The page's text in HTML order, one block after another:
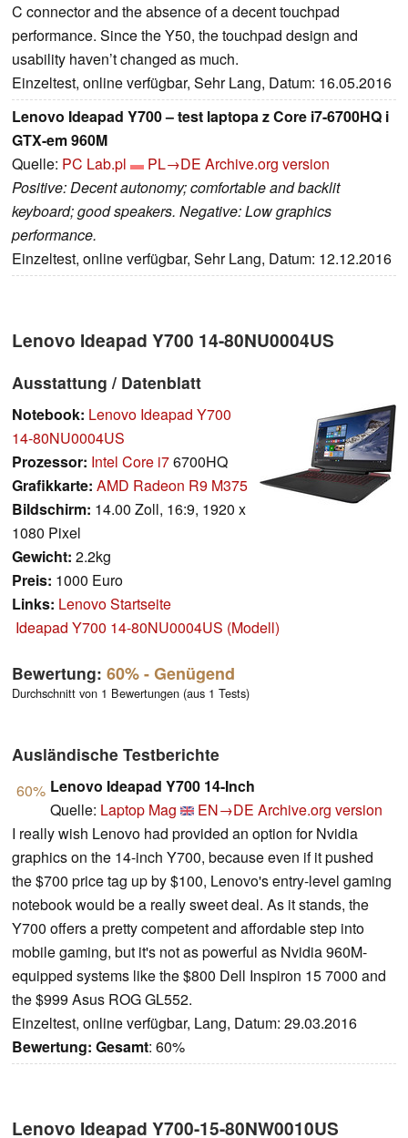
C connector and the absence of a decent touchpad
performance. Since the Y50, the touchpad design and
usability haven’t changed as much.
Einzeltest, online verfügbar, Sehr Lang, Datum: 16.05.2016
Lenovo Ideapad Y700 – test laptopa z Core i7-6700HQ i
GTX-em 960M
Quelle: PC Lab.pl PL→DE Archive.org version
Positive: Decent autonomy; comfortable and backlit
keyboard; good speakers. Negative: Low graphics
performance.
Einzeltest, online verfügbar, Sehr Lang, Datum: 12.12.2016
Lenovo Ideapad Y700 14-80NU0004US
Ausstattung / Datenblatt
Notebook: Lenovo Ideapad Y700
14-80NU0004US
Prozessor: Intel Core i76700HQ
Grafikkarte: AMD Radeon R9 M375
Bildschirm: 14.00 Zoll, 16:9, 1920 x
1080 Pixel
Gewicht: 2.2kg
Preis: 1000 Euro
Links: Lenovo Startseite
Ideapad Y700 14-80NU0004US (Modell)
Bewertung: 60%- Genügend
Durchschnitt von 1 Bewertungen (aus 1 Tests)
Ausländische Testberichte
60% Lenovo Ideapad Y700 14-Inch
Quelle: Laptop Mag EN→DE Archive.org version
I really wish Lenovo had provided an option for Nvidia
graphics on the 14-inch Y700, because even if it pushed
the $700 price tag up by $100, Lenovo's entry-level gaming
notebook would be a really sweet deal. As it stands, the
Y700 offers a pretty competent and affordable step into
mobile gaming, but it's not as powerful as Nvidia 960M-
equipped systems like the $800 Dell Inspiron 15 7000 and
the $999 Asus ROG GL552.
Einzeltest, online verfügbar, Lang, Datum: 29.03.2016
Bewertung: Gesamt: 60%
Lenovo Ideapad Y700-15-80NW0010US